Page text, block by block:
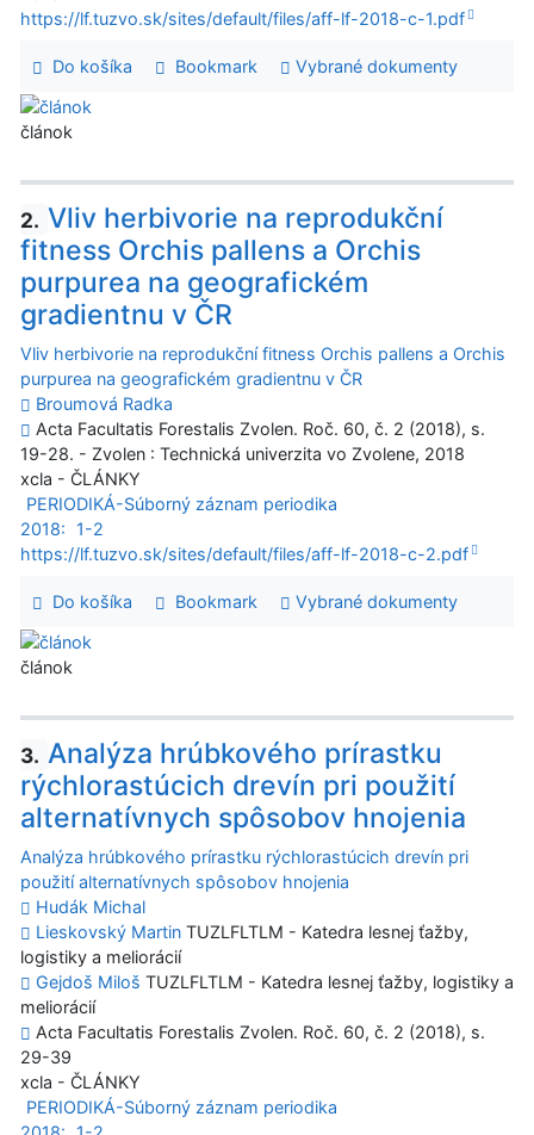
https://lf.tuzvo.sk/sites/default/files/aff-lf-2018-c-1.pdf
Do košíka Bookmark Vybrané dokumenty
článok
2. Vliv herbivorie na reprodukční
fitness Orchis pallens a Orchis
purpurea na geografickém
gradientnu v ČR
Vliv herbivorie na reprodukční fitness Orchis pallens a Orchis
purpurea na geografickém gradientnu v ČR
Broumová Radka
Acta Facultatis Forestalis Zvolen. Roč. 60, č. 2 (2018), s.
19-28. - Zvolen : Technická univerzita vo Zvolene, 2018
xcla - ČLÁNKY
PERIODIKÁ-Súborný záznam periodika
2018:
1-2
https://lf.tuzvo.sk/sites/default/files/aff-lf-2018-c-2.pdf
Do košíka Bookmark Vybrané dokumenty
článok
3. Analýza hrúbkového prírastku
rýchlorastúcich drevín pri použití
alternatívnych spôsobov hnojenia
Analýza hrúbkového prírastku rýchlorastúcich drevín pri
použití alternatívnych spôsobov hnojenia
Hudák Michal
Lieskovský Martin TUZLFLTLM - Katedra lesnej ťažby,
logistiky a meliorácií
Gejdoš Miloš TUZLFLTLM - Katedra lesnej ťažby, logistiky a
meliorácií
Acta Facultatis Forestalis Zvolen. Roč. 60, č. 2 (2018), s.
29-39
xcla - ČLÁNKY
PERIODIKÁ-Súborný záznam periodika